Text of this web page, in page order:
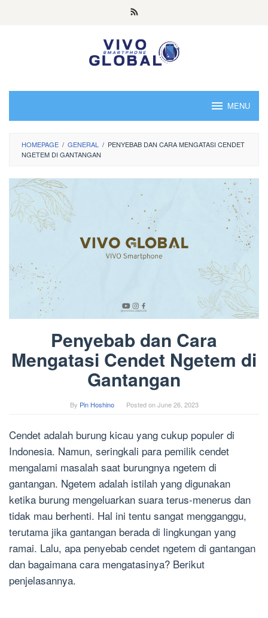
MENU
HOMEPAGE / GENERAL / PENYEBAB DAN CARA MENGATASI CENDET
NGETEM DI GANTANGAN
Penyebab dan Cara
Mengatasi Cendet Ngetem di
Gantangan
By Pin Hoshino Posted onJune 26, 2023
Cendet adalah burung kicau yang cukup populer di
Indonesia. Namun, seringkali para pemilik cendet
mengalami masalah saat burungnya ngetem di
gantangan. Ngetem adalah istilah yang digunakan
ketika burung mengeluarkan suara terus-menerus dan
tidak mau berhenti. Hal ini tentu sangat mengganggu,
terutama jika gantangan berada di lingkungan yang
ramai. Lalu, apa penyebab cendet ngetem di gantangan
dan bagaimana cara mengatasinya? Berikut
penjelasannya.